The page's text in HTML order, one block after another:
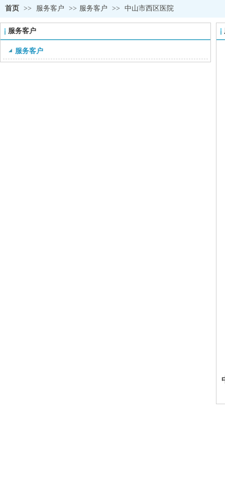
首页 >> 服务客户 >> 服务客户 >> 中山市西区医院
服务客户
服务客户